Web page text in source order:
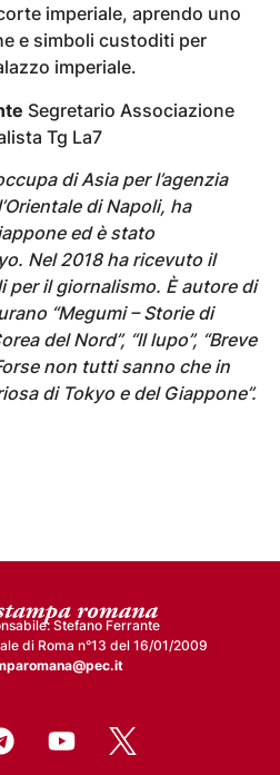
imperiale, aprendo uno
e simboli custoditi per
imperiale.
Segretario Associazione
Tg La7
di Asia per l’agenzia
di Napoli, ha
ed è stato
Nel 2018 ha ricevuto il
per il giornalismo. È autore di
“Megumi – Storie di
del Nord”, “Il lupo”, “Breve
non tutti sanno che in
di Tokyo e del Giappone”.
Stefano Ferrante
di Roma n°13 del 16/01/2009